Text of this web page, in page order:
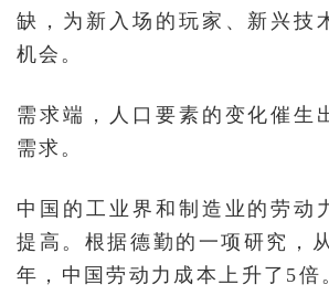
缺，为新入场的玩家、新兴技
机会。
需求端，人口要素的变化催生
需求。
中国的工业界和制造业的劳动
提高。根据德勤的一项研究，
年，中国劳动力成本上升了5倍